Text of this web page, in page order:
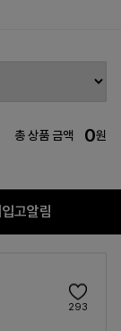
총 상품 금액 0원
고알림
293